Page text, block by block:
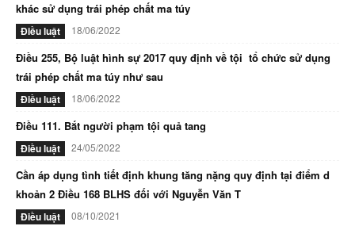
khác sử dụng trái phép chất ma túy
Điều luật 18/06/2022
Điều 255, Bộ luật hình sự 2017 quy định về tội tổ chức sử dụng
trái phép chất ma túy như sau
Điều luật 18/06/2022
Điều 111. Bắt người phạm tội quả tang
Điều luật 24/05/2022
Cần áp dụng tình tiết định khung tăng nặng quy định tại điểm d
khoản 2 Điều 168 BLHS đối với Nguyễn Văn T
Điều luật 08/10/2021